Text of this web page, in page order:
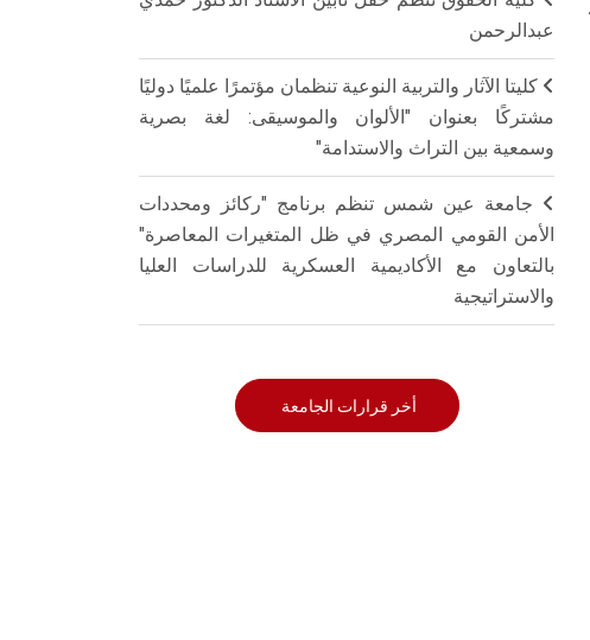
عبدالرحمن
كليتا الآثار والتربية النوعية تنظمان مؤتمرًا علميًا دوليًا
مشتركًا بعنوان "الألوان والموسيقى: لغة بصرية
وسمعية بين التراث والاستدامة"
جامعة عين شمس تنظم برنامج "ركائز ومحددات
الأمن القومي المصري في ظل المتغيرات المعاصرة"
بالتعاون مع الأكاديمية العسكرية للدراسات العليا
والاستراتيجية
أخر قرارات الجامعة